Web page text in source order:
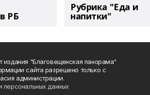
РБ
Рубрика "Еда и
напитки"
"Благовещенская панорама"
сайта разрешено только с
администрации.
персональных данных